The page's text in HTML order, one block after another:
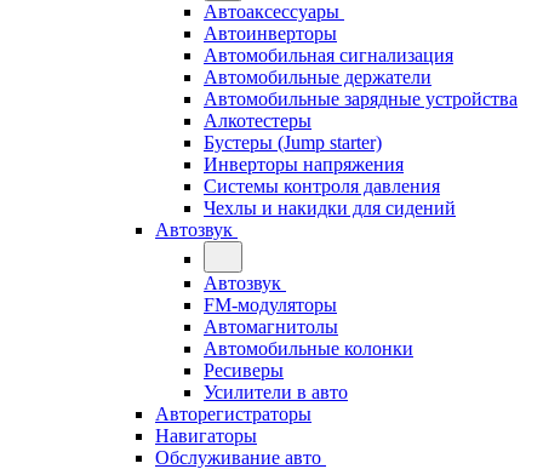
Автоаксессуары
Автоинверторы
Автомобильная сигнализация
Автомобильные держатели
Автомобильные зарядные устройства
Алкотестеры
Бустеры (Jump starter)
Инверторы напряжения
Системы контроля давления
Чехлы и накидки для сидений
Автозвук
Автозвук
FM-модуляторы
Автомагнитолы
Автомобильные колонки
Ресиверы
Усилители в авто
Авторегистраторы
Навигаторы
Обслуживание авто